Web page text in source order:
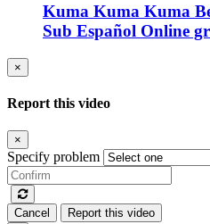
Kuma Kuma Kuma
Sub Español Online
×
Report this video
×
Specify problem
Cancel
Report this video